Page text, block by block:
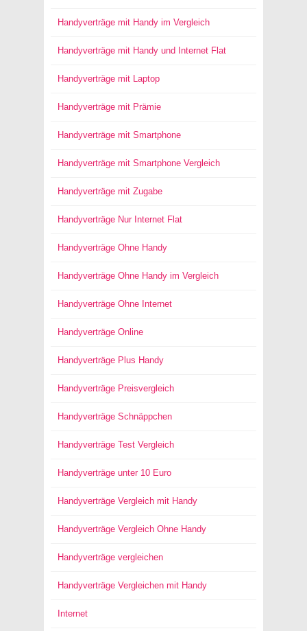
Handyverträge mit Handy im Vergleich
Handyverträge mit Handy und Internet Flat
Handyverträge mit Laptop
Handyverträge mit Prämie
Handyverträge mit Smartphone
Handyverträge mit Smartphone Vergleich
Handyverträge mit Zugabe
Handyverträge Nur Internet Flat
Handyverträge Ohne Handy
Handyverträge Ohne Handy im Vergleich
Handyverträge Ohne Internet
Handyverträge Online
Handyverträge Plus Handy
Handyverträge Preisvergleich
Handyverträge Schnäppchen
Handyverträge Test Vergleich
Handyverträge unter 10 Euro
Handyverträge Vergleich mit Handy
Handyverträge Vergleich Ohne Handy
Handyverträge vergleichen
Handyverträge Vergleichen mit Handy
Internet